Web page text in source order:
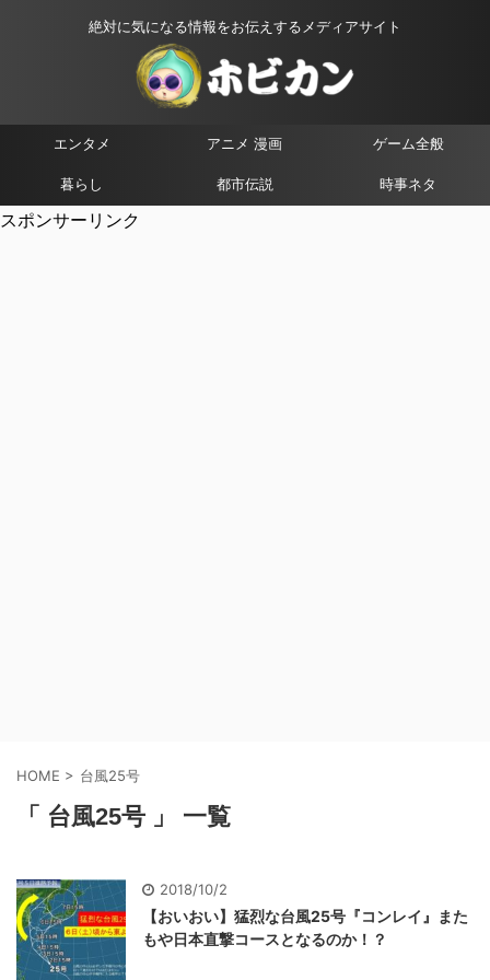
絶対に気になる情報をお伝えするメディアサイト
エンタメ アニメ 漫画 ゲーム全般
暮らし 都市伝説 時事ネタ
スポンサーリンク
HOME > 台風25号
「 台風25号 」 一覧
2018/10/2
【おいおい】猛烈な台風25号『コンレイ』また
もや日本直撃コースとなるのか！？